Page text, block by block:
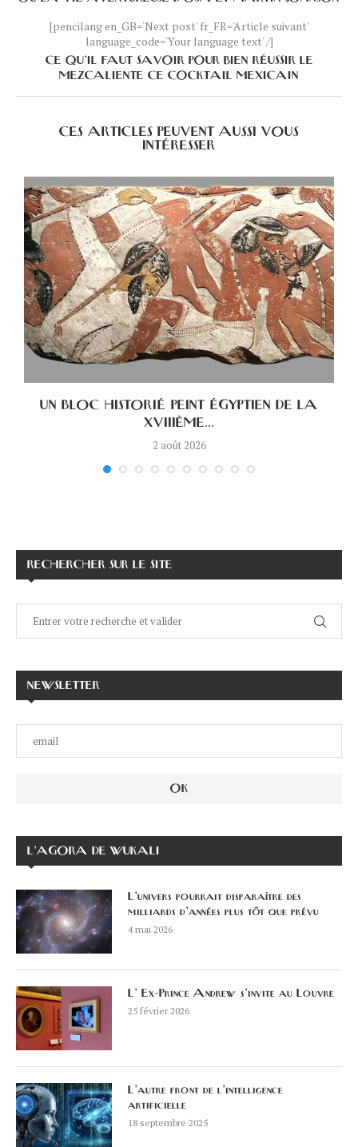
[pencilang en_GB='Next post' fr_FR='Article suivant'
language_code='Your language text' /]
CE QU’IL FAUT SAVOIR POUR BIEN RÉUSSIR LE
MEZCALIENTE CE COCKTAIL MEXICAIN
CES ARTICLES PEUVENT AUSSI VOUS
INTÉRESSER
UN BLOC HISTORIÉ PEINT ÉGYPTIEN DE LA
XVIIIÈME...
2 août 2026
RECHERCHER SUR LE SITE
NEWSLETTER
L’AGORA DE WUKALI
L’univers pourrait disparaître des
milliards d’années plus tôt que prévu
4 mai 2026
L’ Ex-Prince Andrew s’invite au Louvre
25 février 2026
L’autre front de l’intelligence
artificielle
18 septembre 2025